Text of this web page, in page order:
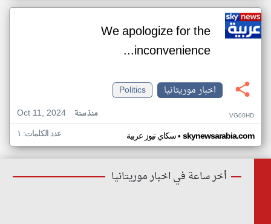
We apologize for the
inconvenience...
اخبار موريتانيا
Politics
Oct 11, 2024
منذ سنة VG00HD
سكاي نيوز عربية• skynewsarabia.com عدد الكلمات: ١
أخر ساعة في اخبار موريتانيا